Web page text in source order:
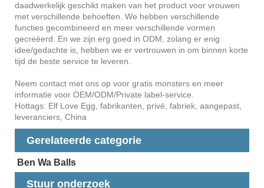
daadwerkelijk geschikt maken van het product voor vrouwen
met verschillende behoeften. We hebben verschillende
functies gecombineerd en meer verschillende vormen
gecreëerd. En we zijn erg goed in ODM, zolang er enig
idee/gedachte is, hebben we er vertrouwen in om binnen korte
tijd de beste service te leveren.
Neem contact met ons op voor gratis monsters en meer
informatie voor OEM/ODM/Private label-service.
Hottags: Elf Love Egg, fabrikanten, privé, fabriek, aangepast,
leveranciers, China
Gerelateerde categorie
Ben Wa Balls
Stuur onderzoek